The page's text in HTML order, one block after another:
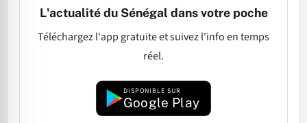
L'actualité du Sénégal dans votre poche
Téléchargez l'app gratuite et suivez l'info en temps
réel.
DISPONIBLE SUR
Google Play